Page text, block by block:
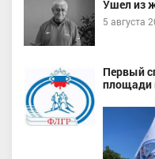
Ушел из
5 августа
Первый
площади